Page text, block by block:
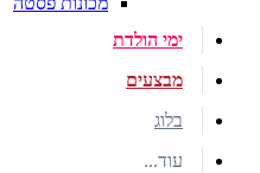
ימי הולדת
מבצעים
בלוג
עוד...